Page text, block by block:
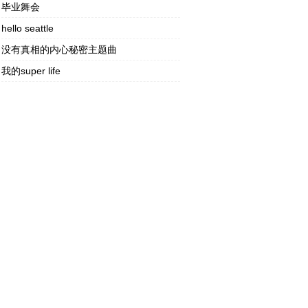
毕业舞会
hello seattle
没有真相的内心秘密主题曲
我的super life